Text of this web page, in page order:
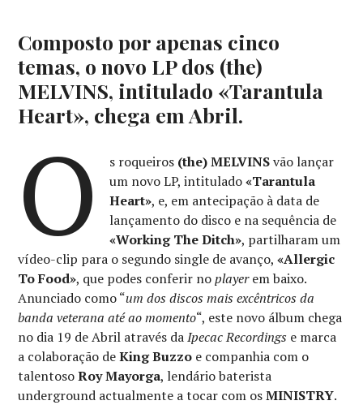
Composto por apenas cinco
temas, o novo LP dos (the)
MELVINS, intitulado «Tarantula
Heart», chega em Abril.
O s roqueiros (the) MELVINSvão lançar
um novo LP, intitulado«Tarantula
Heart», e, em antecipação à data de
lançamento do disco e na sequência de
«Working The Ditch», partilharam um
vídeo-clip para o segundo single de avanço,«Allergic
To Food», que podes conferir noplayerem baixo.
Anunciado como “um dos discos mais excêntricos da
banda veterana até ao momento“, este novo álbum chega
no dia 19 de Abril através daIpecac Recordings e marca
a colaboração deKing Buzzo e companhia com o
talentosoRoy Mayorga, lendário baterista
underground actualmente a tocar com osMINISTRY.